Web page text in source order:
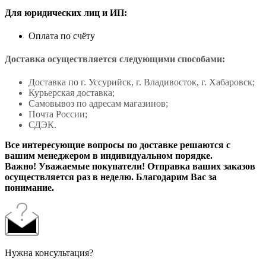
Для юридических лиц и ИП:
Оплата по счёту
Доставка осуществляется следующими способами:
Доставка по г. Уссурийск, г. Владивосток, г. Хабаровск;
Курьерская доставка;
Самовывоз по адресам магазинов;
Почта России;
СДЭК.
Все интересующие вопросы по доставке решаются с
вашим менеджером в индивидуальном порядке.
Важно! Уважаемые покупатели! Отправка ваших заказов
осуществляется раз в неделю. Благодарим Вас за
понимание.
Нужна консультация?